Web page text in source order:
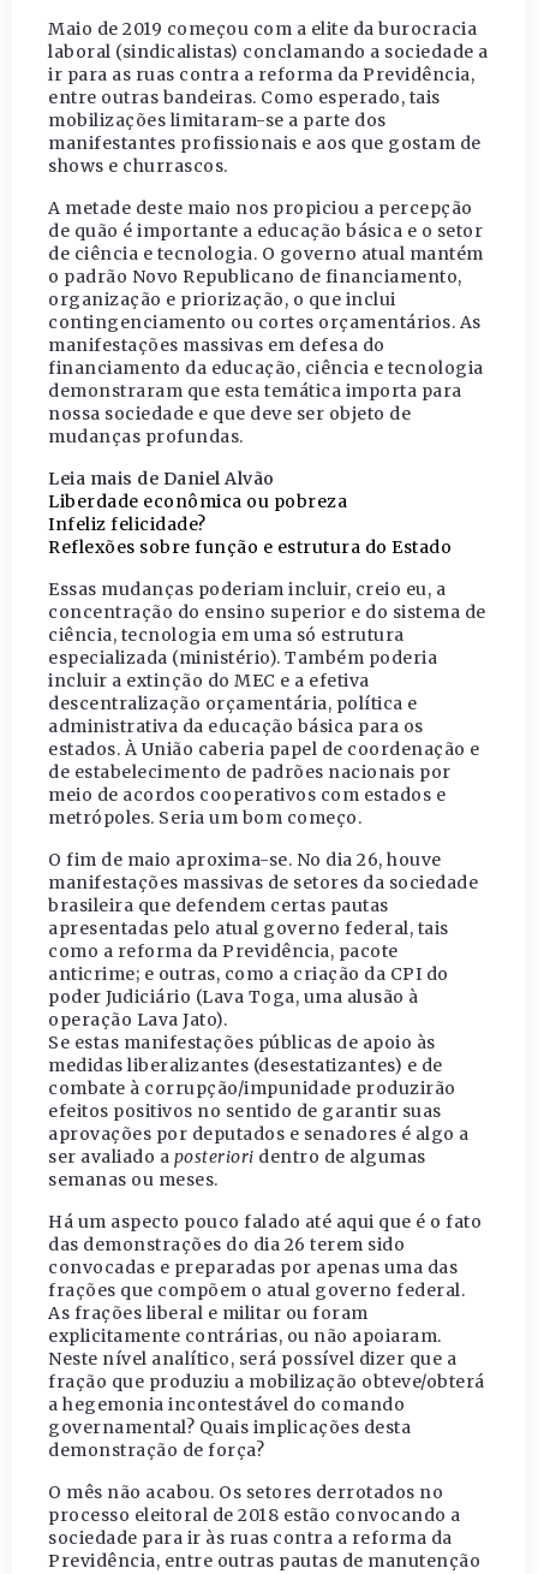
Maio de 2019 começou com a elite da burocracia
laboral (sindicalistas) conclamando a sociedade a
ir para as ruas contra a reforma da Previdência,
entre outras bandeiras. Como esperado, tais
mobilizações limitaram-se a parte dos
manifestantes profissionais e aos que gostam de
shows e churrascos.
A metade deste maio nos propiciou a percepção
de quão é importante a educação básica e o setor
de ciência e tecnologia. O governo atual mantém
o padrão Novo Republicano de financiamento,
organização e priorização, o que inclui
contingenciamento ou cortes orçamentários. As
manifestações massivas em defesa do
financiamento da educação, ciência e tecnologia
demonstraram que esta temática importa para
nossa sociedade e que deve ser objeto de
mudanças profundas.
Leia mais de Daniel Alvão
Liberdade econômica ou pobreza
Infeliz felicidade?
Reflexões sobre função e estrutura do Estado
Essas mudanças poderiam incluir, creio eu, a
concentração do ensino superior e do sistema de
ciência, tecnologia em uma só estrutura
especializada (ministério). Também poderia
incluir a extinção do MEC e a efetiva
descentralização orçamentária, política e
administrativa da educação básica para os
estados. À União caberia papel de coordenação e
de estabelecimento de padrões nacionais por
meio de acordos cooperativos com estados e
metrópoles. Seria um bom começo.
O fim de maio aproxima-se. No dia 26, houve
manifestações massivas de setores da sociedade
brasileira que defendem certas pautas
apresentadas pelo atual governo federal, tais
como a reforma da Previdência, pacote
anticrime; e outras, como a criação da CPI do
poder Judiciário (Lava Toga, uma alusão à
operação Lava Jato).
Se estas manifestações públicas de apoio às
medidas liberalizantes (desestatizantes) e de
combate à corrupção/impunidade produzirão
efeitos positivos no sentido de garantir suas
aprovações por deputados e senadores é algo a
ser avaliado a posteriori dentro de algumas
semanas ou meses.
Há um aspecto pouco falado até aqui que é o fato
das demonstrações do dia 26 terem sido
convocadas e preparadas por apenas uma das
frações que compõem o atual governo federal.
As frações liberal e militar ou foram
explicitamente contrárias, ou não apoiaram.
Neste nível analítico, será possível dizer que a
fração que produziu a mobilização obteve/obterá
a hegemonia incontestável do comando
governamental? Quais implicações desta
demonstração de força?
O mês não acabou. Os setores derrotados no
processo eleitoral de 2018 estão convocando a
sociedade para ir às ruas contra a reforma da
Previdência, entre outras pautas de manutenção